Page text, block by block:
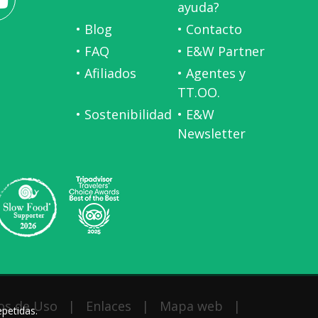
ayuda?
• Blog
• Contacto
• FAQ
• E&W Partner
• Afiliados
• Agentes y
TT.OO.
• Sostenibilidad • E&W
Newsletter
de Uso | Enlaces | Mapa web
|